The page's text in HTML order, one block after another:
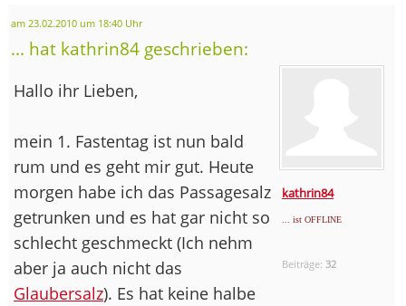
am 23.02.2010 um 18:40 Uhr
... hat kathrin84 geschrieben:
kathrin84
... ist OFFLINE
Beiträge:32
Hallo ihr Lieben,
mein 1. Fastentag ist nun bald
rum und es geht mir gut. Heute
morgen habe ich das Passagesalz
getrunken und es hat gar nicht so
schlecht geschmeckt (Ich nehm
aber ja auch nicht das
Glaubersalz). Es hat keine halbe